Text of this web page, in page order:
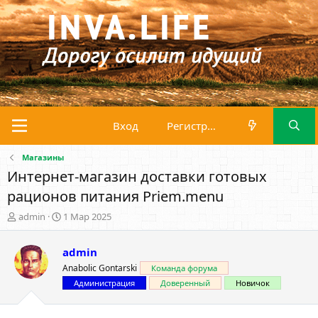
Вход Регистрация
Магазины
Интернет-магазин доставки готовых
рационов питания Priem.menu
А
в
о
р
т
м
admin
Д
а
а
н
а
ч
а
1 Мар 2025
admin
Anabolic Gontarski
Команда форума
Администрация
Доверенный Новичок